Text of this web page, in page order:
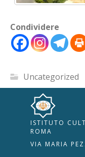
Condividere
Uncategorized
ISTITUTO
ROMA
VIA MARIA
RIPRISTINA